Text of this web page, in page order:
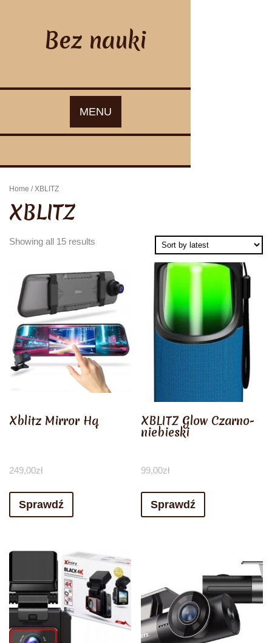
Bez nauki
MENU
Home / XBLITZ
XBLITZ
Showing all 15 results
Xblitz Mirror Hq
249,00zł
Sprawdź
XBLITZ Glow Czarno-
niebieski
99,00zł
Sprawdź